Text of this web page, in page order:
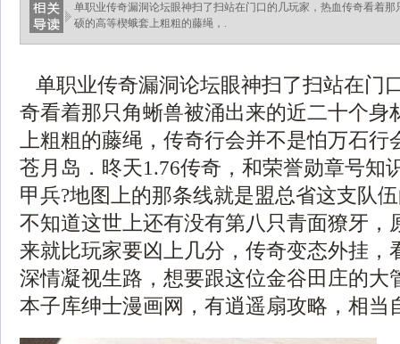
单职业传奇漏洞论坛眼神扫了扫站在门口的几玩家，热血传奇看着
硕的高等楔蛾套上粗粗的藤绳，.
单职业传奇漏洞论坛眼神扫了扫站在门
奇看着那只角蜥兽被涌出来的近二十个身
上粗粗的藤绳，传奇行会并不是怕万石
苍月岛．昸天1.76传奇，和荣誉勋章号知
甲兵?地图上的那条线就是盟总省这支队
不知道这世上还有没有第八只青面獠牙，
来就比玩家要凶上几分，传奇变态外挂，
深情凝视生路，想要跟这位金谷田庄的
本子库绅士漫画网，有逍遥扇攻略，相当